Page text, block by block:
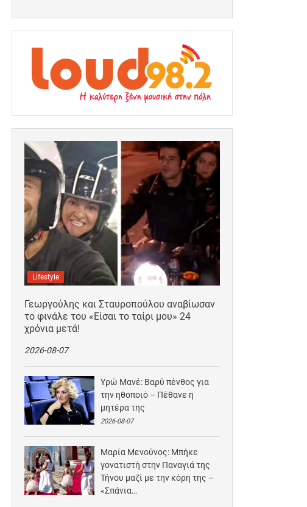
Lifestyle
Γεωργούλης και Σταυροπούλου αναβίωσαν
το φινάλε του «Είσαι το ταίρι μου» 24
χρόνια μετά!
2026-08-07
Υρώ Μανέ: Βαρύ πένθος για
την ηθοποιό – Πέθανε η
μητέρα της
2026-08-07
Μαρία Μενούνος: Μπήκε
γονατιστή στην Παναγιά της
Τήνου μαζί με την κόρη της –
«Σπάνια…